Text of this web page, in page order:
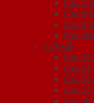
Cửa
Cửa
Cửa
Cửa
CỬA GỖ
Cửa Gỗ
Cửa Gỗ
Cửa Gỗ
Cửa